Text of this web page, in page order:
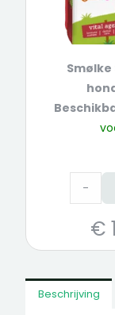
-
€
Beschrijving